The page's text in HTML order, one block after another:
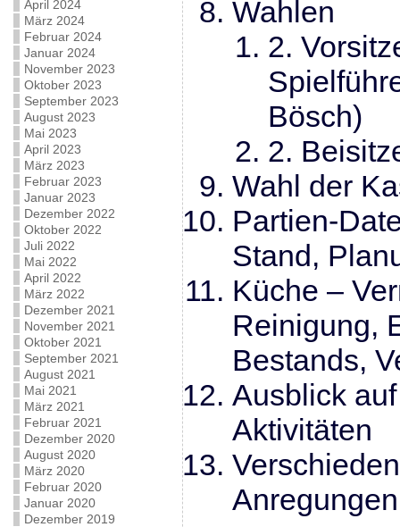
April 2024
März 2024
Februar 2024
Januar 2024
November 2023
Oktober 2023
September 2023
August 2023
Mai 2023
April 2023
März 2023
Februar 2023
Januar 2023
Dezember 2022
Oktober 2022
Juli 2022
Mai 2022
April 2022
März 2022
Dezember 2021
November 2021
Oktober 2021
September 2021
August 2021
Mai 2021
März 2021
Februar 2021
Dezember 2020
August 2020
März 2020
Februar 2020
Januar 2020
Dezember 2019
Wahlen
2.
Bösch)
2.
Wahl der
Partien-
Stand,
Küche –
Reinigung,
Bestands,
Ausblick
Aktivitäten
Anregungen